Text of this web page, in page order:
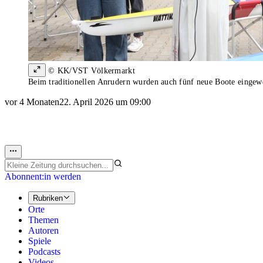
© KK/VST Völkermarkt
Beim traditionellen Anrudern wurden auch fünf neue Boote
vor 4 Monaten22. April 2026 um 09:00
Abonnent:in werden
Rubriken
Orte
Themen
Autoren
Spiele
Podcasts